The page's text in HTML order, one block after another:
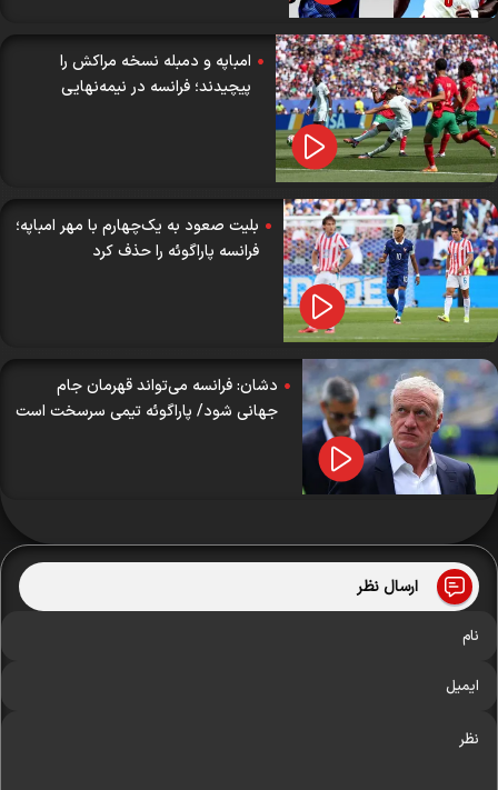
امباپه و دمبله نسخه مراکش را
پیچیدند؛ فرانسه در نیمه‌نهایی
بلیت صعود به یک‌چهارم با مهر امباپه؛
فرانسه پاراگوئه را حذف کرد
دشان: فرانسه می‌تواند قهرمان جام
جهانی شود/ پاراگوئه تیمی سرسخت است
ارسال نظر